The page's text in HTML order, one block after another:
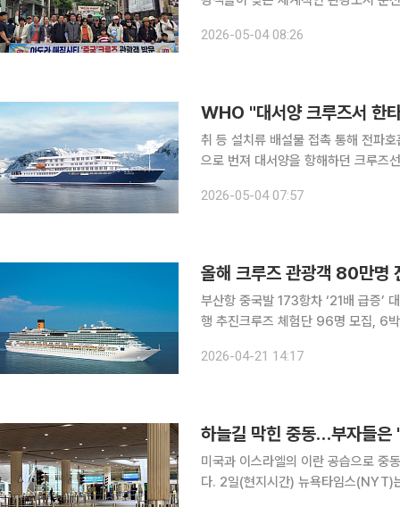
광객 2200여명이 순천을 관광객을
2026-05-04 08:26
WHO "대서양 크루즈서 한
취 등 설치류 배설물 접촉 통해 전파
으로 번져 대서양을 항해하던 크루즈선에서 한타바이러스 의심 사례가 발생해 3명이 숨졌다고 세계
편 "현재 정확한 사안을 조사 중"이라
2026-05-04 07:57
올해 크루즈 관광객 80만명
부산항 중국발 173항차 ‘21배 급증’
행 추진크루즈 체험단 96명 모집, 6박7일 체험 기회 확대 정부
루즈 체험단’ 48팀 96명을 모집하고,
2026-04-21 14:17
하늘길 막힌 중동…부자들은
미국과 이스라엘의 이란 공습으로 중
다. 2일(현지시간) 뉴욕타임스(NYT)는 항공정보업체 시리움을 인용해 지난달 28일 공습 개시 이